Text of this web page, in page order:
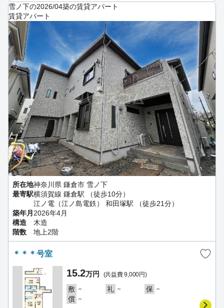
雪ノ下の2026/04築の賃貸アパート
賃貸アパート
所在地神奈川県 鎌倉市 雪ノ下
最寄駅横須賀線 鎌倉駅 （徒歩10分）
江ノ電（江ノ島電鉄） 和田塚駅 （徒歩21分）
築年月 2026年4月
構造
木造
階数
地上2階
＊＊＊号室
15.2万円 (共益費 9,000円)
敷 － 礼 － 保 －
償 －